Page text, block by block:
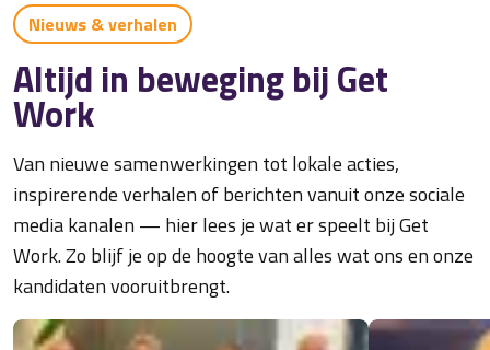
Nieuws & verhalen
Altijd in beweging bij Get
Work
Van nieuwe samenwerkingen tot lokale acties,
inspirerende verhalen of berichten vanuit onze sociale
media kanalen — hier lees je wat er speelt bij Get
Work. Zo blijf je op de hoogte van alles wat ons en onze
kandidaten vooruitbrengt.